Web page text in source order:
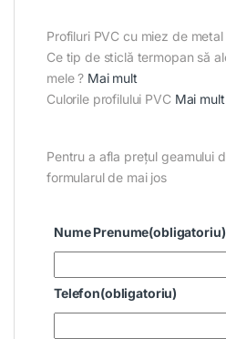
Profiluri PVC cu miez de
Ce tip de sticlă termopan să
mele ? Mai mult
Culorile profilului PVC Mai mult
Pentru a afla prețul geamului
formularul de mai jos
Nume Prenume(obligatoriu)
Telefon(obligatoriu)